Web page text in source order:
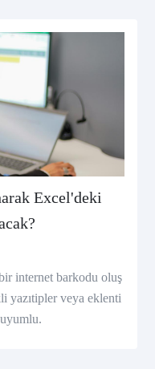
Excel'deki
internet barkodu oluş
yazıtipler veya eklenti